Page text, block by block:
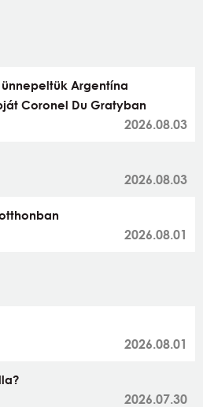
Argentína
Coronel Du Gratyban
2026.08.03
2026.08.03
2026.08.01
2026.08.01
2026.07.30